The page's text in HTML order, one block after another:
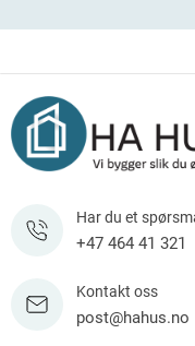
Har du et
+47 464 41 321
Kontakt oss
post@hahus.no